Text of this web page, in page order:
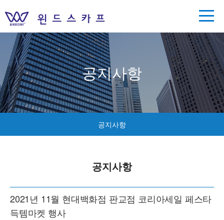
공지사항
공지사항
공지사항
2021년 11월 현대백화점 판교점 코리아세일 페스타
득템마켓 행사